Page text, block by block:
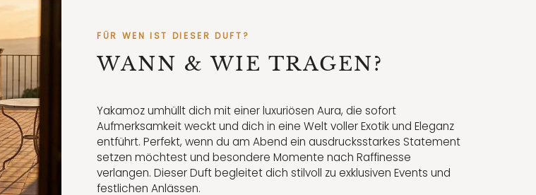
FÜR WEN IST DIESER DUFT?
WANN & WIE TRAGEN?
Yakamoz umhüllt dich mit einer luxuriösen Aura, die sofort
Aufmerksamkeit weckt und dich in eine Welt voller Exotik und Eleganz
entführt. Perfekt, wenn du am Abend ein ausdrucksstarkes Statement
setzen möchtest und besondere Momente nach Raffinesse
verlangen. Dieser Duft begleitet dich stilvoll zu exklusiven Events und
festlichen Anlässen.